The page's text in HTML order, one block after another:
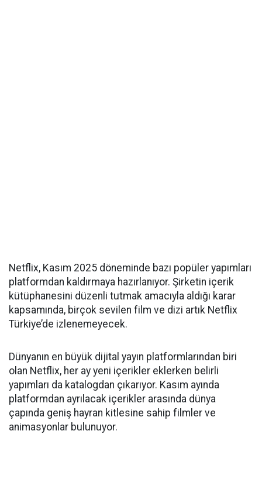
Netflix, Kasım 2025 döneminde bazı popüler yapımları
platformdan kaldırmaya hazırlanıyor. Şirketin içerik
kütüphanesini düzenli tutmak amacıyla aldığı karar
kapsamında, birçok sevilen film ve dizi artık Netflix
Türkiye’de izlenemeyecek.
Dünyanın en büyük dijital yayın platformlarından biri
olan Netflix, her ay yeni içerikler eklerken belirli
yapımları da katalogdan çıkarıyor. Kasım ayında
platformdan ayrılacak içerikler arasında dünya
çapında geniş hayran kitlesine sahip filmler ve
animasyonlar bulunuyor.